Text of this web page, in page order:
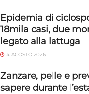
Epidemia di
18mila casi, due
legato alla lattuga
4 AGOSTO 2026
Zanzare, pelle e
sapere durante